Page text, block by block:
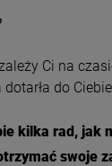
Ci na
do
kilka rad, jak
swoje